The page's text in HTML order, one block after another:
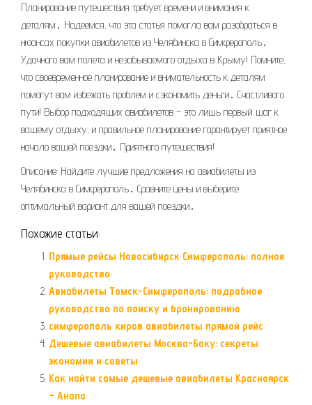
Планирование путешествия требует времени и внимания к
деталям․ Надеемся, что эта статья помогла вам разобраться в
нюансах покупки авиабилетов из Челябинска в Симферополь․
Удачного вам полета и незабываемого отдыха в Крыму! Помните,
что своевременное планирование и внимательность к деталям
помогут вам избежать проблем и сэкономить деньги․ Счастливого
пути! Выбор подходящих авиабилетов – это лишь первый шаг к
вашему отдыху, и правильное планирование гарантирует приятное
начало вашей поездки․ Приятного путешествия!
Описание: Найдите лучшие предложения на авиабилеты из
Челябинска в Симферополь․ Сравните цены и выберите
оптимальный вариант для вашей поездки․
Похожие статьи:
Прямые рейсы Новосибирск Симферополь: полное
руководство
Авиабилеты Томск-Симферополь: подробное
руководство по поиску и бронированию
симферополь киров авиабилеты прямой рейс
Дешевые авиабилеты Москва-Баку: секреты
экономии и советы
Как найти самые дешевые авиабилеты Красноярск
– Анапа